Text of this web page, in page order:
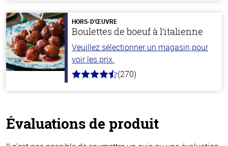
stars
HORS-D'ŒUVRE
Boulettes de boeuf à l’italienne
Veuillez sélectionner un magasin pour
voir les prix.
4.5
(270)
Évaluations de produit